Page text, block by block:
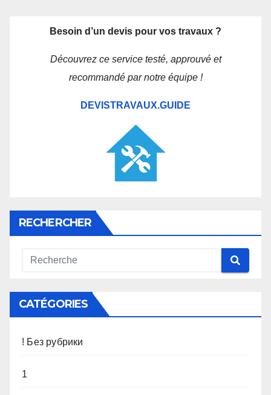
Besoin d’un devis pour vos travaux ?
Découvrez ce service testé, approuvé et
recommandé par notre équipe !
DEVISTRAVAUX.GUIDE
RECHERCHER
CATÉGORIES
! Без рубрики
1